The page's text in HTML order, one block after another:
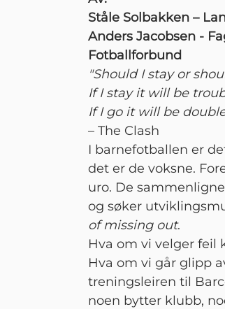
Ståle Solbakken –
Anders Jacobsen -
Fotballforbund
"Should I stay or
If I stay it will be
If I go it will be
– The Clash
I barnefotballen er
det er de voksne.
uro. De
og søker
of missing out.
Hva om vi velger feil
Hva om vi går glipp
treningsleiren til
noen bytter klubb,